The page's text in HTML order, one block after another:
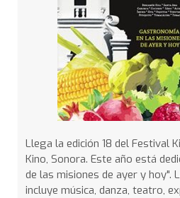
Llega la edición 18 del Festival
Kino, Sonora. Este año está
de las misiones de ayer y hoy".
incluye música, danza, teatro,